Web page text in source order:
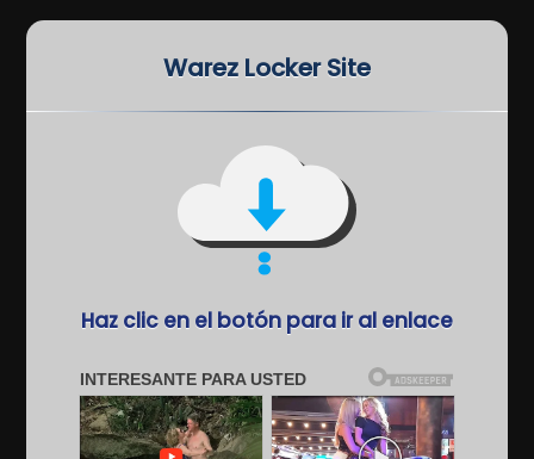
Warez Locker Site
Haz clic en el botón para ir al enlace